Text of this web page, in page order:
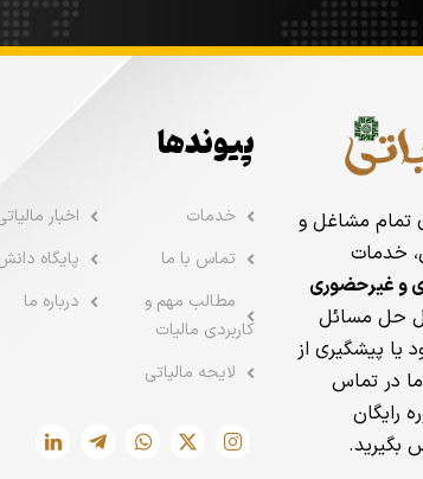
تمام مشاغل و
خدمات
و غیرحضوری
حل مسائل
یا پیشگیری از
ما در تماس
رایگان
بگیرید.
پیوندها
خدمات
اخبار
تماس با ما
پایگاه
مطالب مهم و
کاربردی مالیات
درباره ما
لایحه مالیاتی